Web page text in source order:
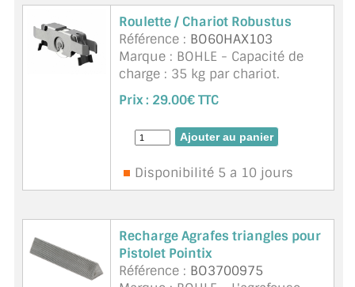
Roulette / Chariot Robustus
Référence : BO60HAX103
Marque : BOHLE - Capacité de
charge : 35 kg par chariot.
Insérer les chariots par paires.
Les chariots dans un boîtier en
acier à ressort avec galet de
roulement en plastique sur
Prix : 29.00€ TTC
Disponibilité 5 a 10 jours
Recharge Agrafes triangles pour
Pistolet Pointix
Référence : BO3700975